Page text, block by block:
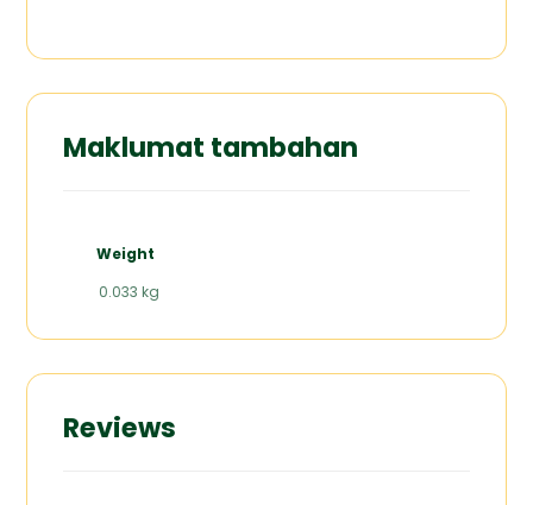
Maklumat tambahan
Weight
0.033 kg
Reviews